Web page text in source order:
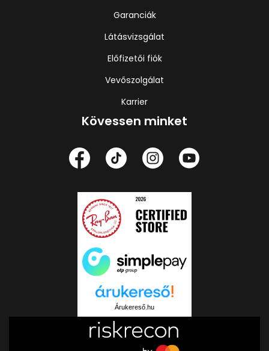
Garanciák
Látásvizsgálat
Előfizetői fiók
Vevőszolgálat
Karrier
Kövessen minket
Árukereső.hu